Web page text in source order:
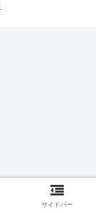
サイドバー